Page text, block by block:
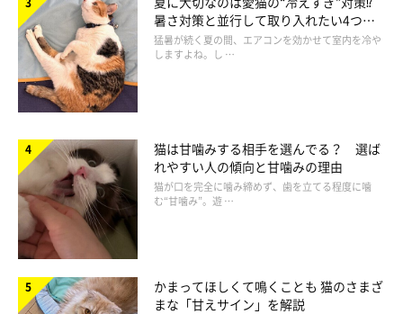
なるほか、眠気やだるさを感じやすくなったり、不安が強くなっ
たりします。
なお、人においては、ドーパミン不足が原因で深刻な病気を引き
の健康に大きく影響すると考えられています。
暑さ対策と並行して取り入れたい4つの
工夫
猛暑が続く夏の間、エアコンを効かせて室内を冷や
しますよね。し …
猫は甘噛みする相手を選んでる？ 選ば
れやすい人の傾向と甘噛みの理由
猫が口を完全に噛み締めず、歯を立てる程度に噛
む“甘噛み”。遊 …
かまってほしくて鳴くことも 猫のさまざ
まな「甘えサイン」を解説